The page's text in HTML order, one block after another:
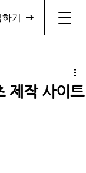
기
제작 사이트